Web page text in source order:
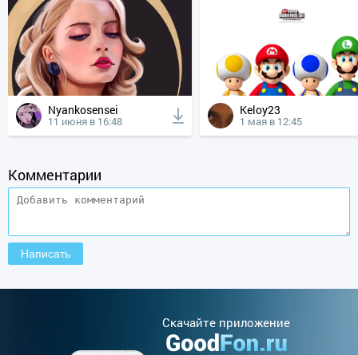
Nyankosensei
11 июня в 16:48
Keloy23
1 мая в 12:45
Комментарии
Cкачайте приложение